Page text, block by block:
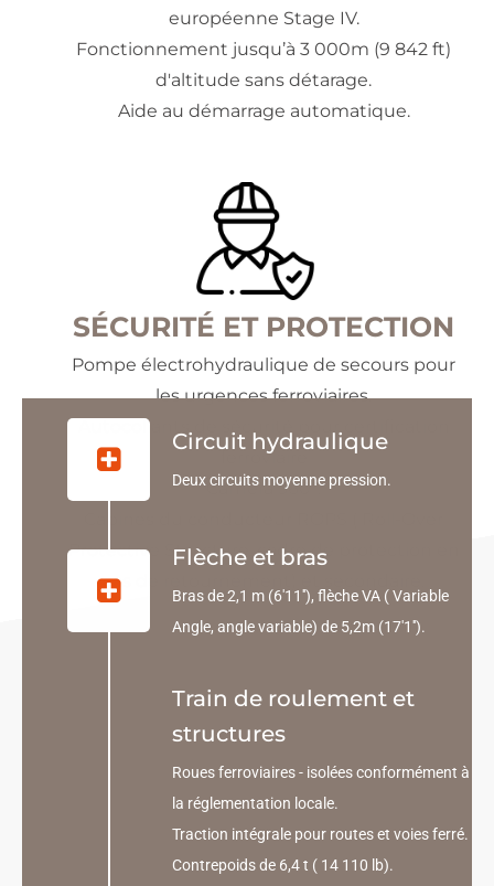
européenne Stage IV.
Fonctionnement jusqu’à 3 000m (9 842 ft)
d'altitude sans détarage.
Aide au démarrage automatique.
SÉCURITÉ ET PROTECTION
Pompe électrohydraulique de secours pour
les urgences ferroviaires.
Autocollants de sécurité pour certification
ferroviaire
Caméra 360°.
Protective Structure, cadre de protection en
cas de retournement) et secondaire.
Circuit hydraulique
Deux circuits moyenne pression.
Flèche et bras
Bras de 2,1 m (6'11''), flèche VA ( Variable
Angle, angle variable) de 5,2m (17'1'').
Train de roulement et
structures
Roues ferroviaires - isolées conformément à
la réglementation locale.
Traction intégrale pour routes et voies ferré.
Contrepoids de 6,4 t ( 14 110 lb).